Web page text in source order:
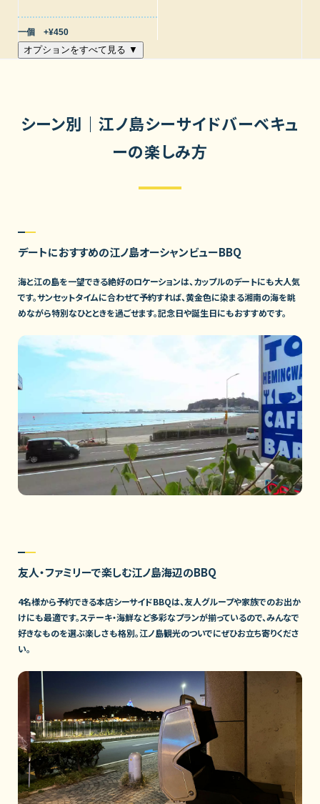
一個 +¥450
オプションをすべて見る ▼
シーン別｜江ノ島シーサイドバーベキュ
ーの楽しみ方
デートにおすすめの江ノ島オーシャンビューBBQ
海と江の島を一望できる絶好のロケーションは、カップルのデートにも大人気
です。サンセットタイムに合わせて予約すれば、黄金色に染まる湘南の海を眺
めながら特別なひとときを過ごせます。記念日や誕生日にもおすすめです。
友人・ファミリーで楽しむ江ノ島海辺のBBQ
4名様から予約できる本店シーサイドBBQは、友人グループや家族でのお出か
けにも最適です。ステーキ・海鮮など多彩なプランが揃っているので、みんなで
好きなものを選ぶ楽しさも格別。江ノ島観光のついでにぜひお立ち寄りくださ
い。